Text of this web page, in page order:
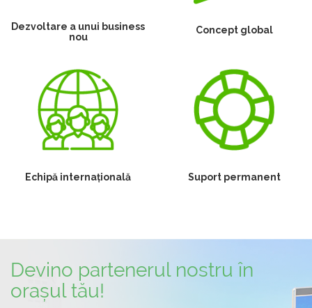
Dezvoltare a unui business
nou
Concept global
Echipă internațională Suport permanent
Devino partenerul nostru în
orașul tău!